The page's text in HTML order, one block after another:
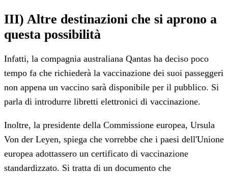
III) Altre destinazioni che si aprono a
questa possibilità
Infatti, la compagnia australiana Qantas ha deciso poco
tempo fa che richiederà la vaccinazione dei suoi passeggeri
non appena un vaccino sarà disponibile per il pubblico. Si
parla di introdurre libretti elettronici di vaccinazione.
Inoltre, la presidente della Commissione europea, Ursula
Von der Leyen, spiega che vorrebbe che i paesi dell'Unione
europea adottassero un certificato di vaccinazione
standardizzato. Si tratta di un documento che